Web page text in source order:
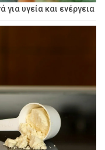
για υγεία και ενέργεια